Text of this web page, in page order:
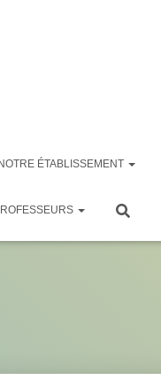
NOTRE ÉTABLISSEMENT